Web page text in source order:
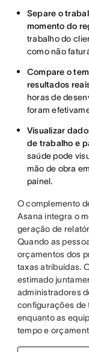
Separe o
momento do
trabalho do
como não
Compare o
resultados
horas de
foram
Visualizar
de trabalho e
saúde pode
mão de obra
painel.
O complemento
Asana integra o
geração de
Quando as
orçamentos dos
taxas atribuídas.
estimado
administradores
configurações de
enquanto as
tempo e